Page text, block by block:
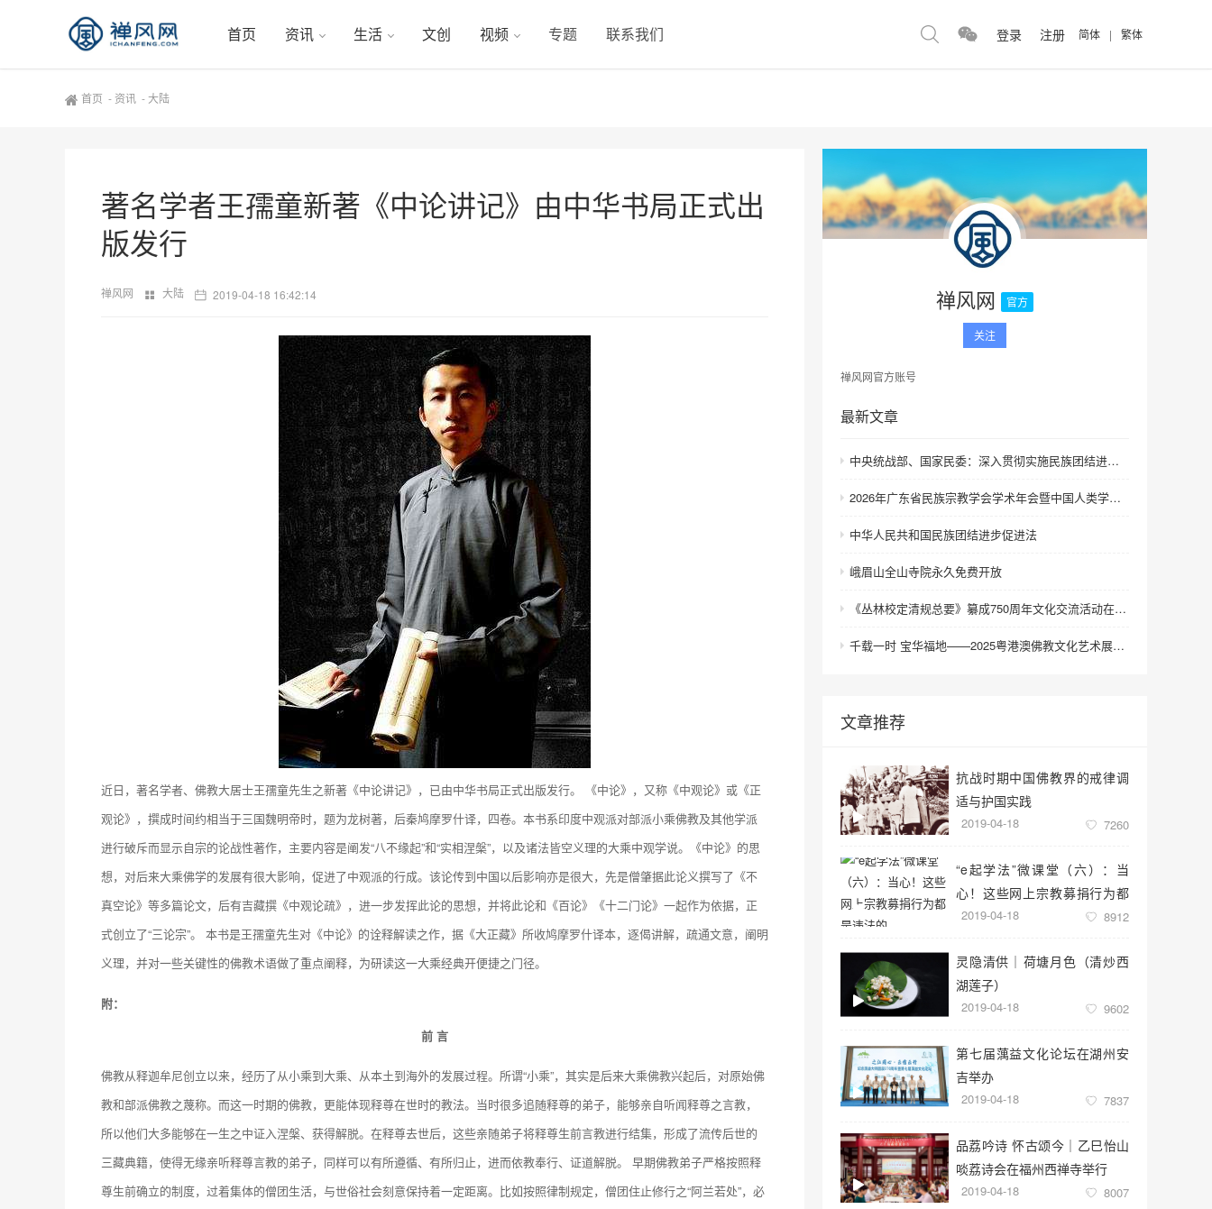
首页 资讯 生活 文创 视频 专题 联系我们 登录 注册 简体 | 繁体
首页 - 资讯 -大陆
著名学者王孺童新著《中论讲记》由中华书局正式出
版发行
禅风网 大陆 2019-04-18 16:42:14
近日，著名学者、佛教大居士王孺童先生之新著《中论讲记》，已由中华书局正式出版发行。 《中论》，又称《中观论》或《正
观论》，撰成时间约相当于三国魏明帝时，题为龙树著，后秦鸠摩罗什译，四卷。本书系印度中观派对部派小乘佛教及其他学派
进行破斥而显示自宗的论战性著作，主要内容是阐发“八不缘起”和“实相涅槃”，以及诸法皆空义理的大乘中观学说。《中论》的思
想，对后来大乘佛学的发展有很大影响，促进了中观派的行成。该论传到中国以后影响亦是很大，先是僧肇据此论义撰写了《不
真空论》等多篇论文，后有吉藏撰《中观论疏》，进一步发挥此论的思想，并将此论和《百论》《十二门论》一起作为依据，正
式创立了“三论宗”。 本书是王孺童先生对《中论》的诠释解读之作，据《大正藏》所收鸠摩罗什译本，逐偈讲解，疏通文意，阐明
义理，并对一些关键性的佛教术语做了重点阐释，为研读这一大乘经典开便捷之门径。
附：
前 言
佛教从释迦牟尼创立以来，经历了从小乘到大乘、从本土到海外的发展过程。所谓“小乘”，其实是后来大乘佛教兴起后，对原始佛
教和部派佛教之蔑称。而这一时期的佛教，更能体现释尊在世时的教法。当时很多追随释尊的弟子，能够亲自听闻释尊之言教，
所以他们大多能够在一生之中证入涅槃、获得解脱。在释尊去世后，这些亲随弟子将释尊生前言教进行结集，形成了流传后世的
三藏典籍，使得无缘亲听释尊言教的弟子，同样可以有所遵循、有所归止，进而依教奉行、证道解脱。 早期佛教弟子严格按照释
尊生前确立的制度，过着集体的僧团生活，与世俗社会刻意保持着一定距离。比如按照律制规定，僧团住止修行之“阿兰若处”，必
禅风网 官方
关注
禅风网官方账号
最新文章
中央统战部、国家民委：深入贯彻实施民族团结进步促进法 进一步增强中华民族凝聚力向心力
2026年广东省民族宗教学会学术年会暨中国人类学民族学研究会城市民族工作研究专业委员会更名会议在深圳召开
中华人民共和国民族团结进步促进法
峨眉山全山寺院永久免费开放
《丛林校定清规总要》纂成750周年文化交流活动在浙江金华举行
千载一时 宝华福地——2025粤港澳佛教文化艺术展在港澳成功举办
文章推荐
抗战时期中国佛教界的戒律调
适与护国实践
2019-04-18 7260
“e起学法”微课堂（六）：当
心！这些网上宗教募捐行为都
是违法的
2019-04-18 8912
灵隐清供｜​荷塘月色（清炒西
湖莲子）
2019-04-18 9602
第七届蕅益文化论坛在湖州安
吉举办
2019-04-18 7837
品荔吟诗 怀古颂今｜乙巳怡山
啖荔诗会在福州西禅寺举行
2019-04-18 8007